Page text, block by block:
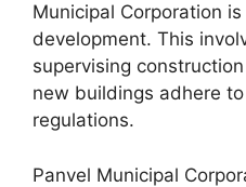
Municipal Corporation
development. This
supervising
new buildings adhere
regulations.
Panvel Municipal